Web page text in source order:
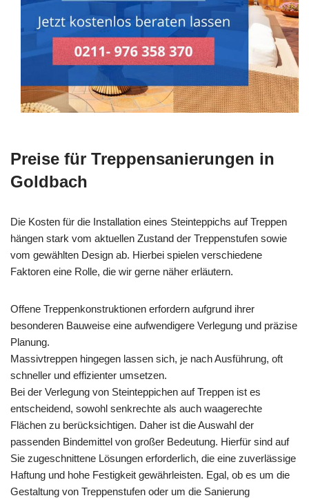
Preise für Treppensanierungen in
Goldbach
Die Kosten für die Installation eines Steinteppichs auf Treppen
hängen stark vom aktuellen Zustand der Treppenstufen sowie
vom gewählten Design ab. Hierbei spielen verschiedene
Faktoren eine Rolle, die wir gerne näher erläutern.
Offene Treppenkonstruktionen erfordern aufgrund ihrer
besonderen Bauweise eine aufwendigere Verlegung und präzise
Planung.
Massivtreppen hingegen lassen sich, je nach Ausführung, oft
schneller und effizienter umsetzen.
Bei der Verlegung von Steinteppichen auf Treppen ist es
entscheidend, sowohl senkrechte als auch waagerechte
Flächen zu berücksichtigen. Daher ist die Auswahl der
passenden Bindemittel von großer Bedeutung. Hierfür sind auf
Sie zugeschnittene Lösungen erforderlich, die eine zuverlässige
Haftung und hohe Festigkeit gewährleisten. Egal, ob es um die
Gestaltung von Treppenstufen oder um die Sanierung